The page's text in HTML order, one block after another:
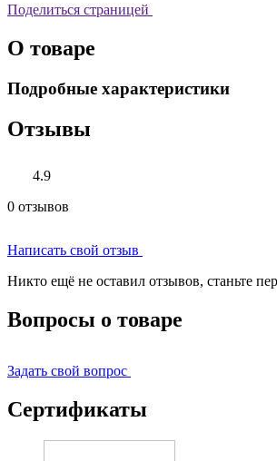
Поделиться страницей
О товаре
Подробные характеристики
Отзывы
4.9
0 отзывов
Написать свой отзыв
Никто ещё не оставил отзывов, станьте
Вопросы о товаре
Задать свой вопрос
Сертификаты